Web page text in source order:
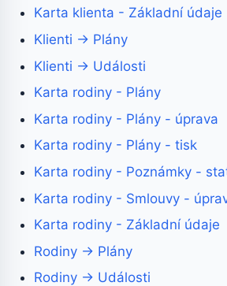
Karta klienta - Základní údaje
Klienti → Plány
Klienti → Události
Karta rodiny - Plány
Karta rodiny - Plány - úprava
Karta rodiny - Plány - tisk
Karta rodiny - Poznámky -
Karta rodiny - Smlouvy -
Karta rodiny - Základní údaje
Rodiny → Plány
Rodiny → Události